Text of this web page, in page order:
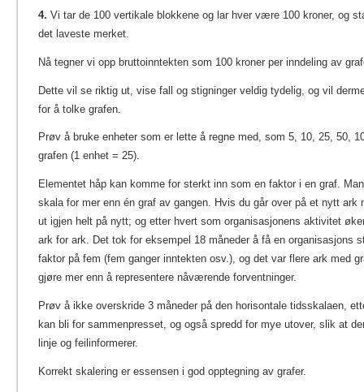
4. Vi tar de 100 vertikale blokkene og lar hver være 100 kroner, og
det laveste merket.
Nå tegner vi opp bruttoinntekten som 100 kroner per inndeling av
Dette vil se riktig ut, vise fall og stigninger veldig tydelig, og vil
for å tolke grafen.
Prøv å bruke enheter som er lette å regne med, som 5, 10, 25, 50,
grafen (1 enhet = 25).
Elementet håp kan komme for sterkt inn som en faktor i en graf.
skala for mer enn én graf av gangen. Hvis du går over på et nytt ark
ut igjen helt på nytt; og etter hvert som organisasjonens aktivitet
ark for ark. Det tok for eksempel 18 måneder å få en organisasjons
faktor på fem (fem ganger inntekten osv.), og det var flere ark med
gjøre mer enn å representere nåværende forventninger.
Prøv å ikke overskride 3 måneder på den horisontale tidsskalaen,
kan bli for sammenpresset, og også spredd for mye utover, slik at
linje og feilinformerer.
Korrekt skalering er essensen i god opptegning av grafer.